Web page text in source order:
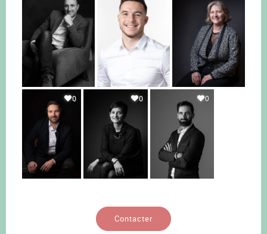
0 0 0
Contacter